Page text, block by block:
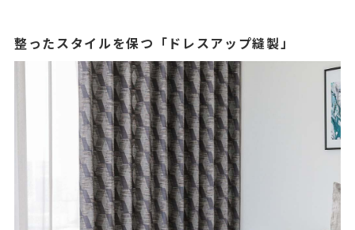
整ったスタイルを保つ「ドレスアップ縫製」